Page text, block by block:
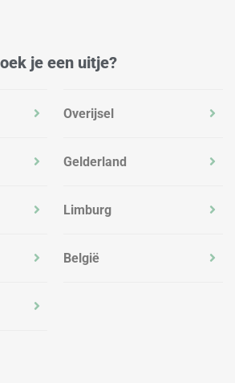
je een uitje?
Overijsel
Gelderland
Limburg
België